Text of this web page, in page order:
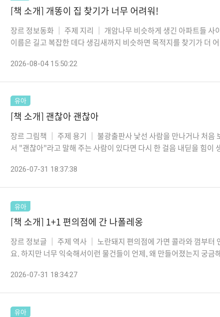
[책 소개] 개똥이 집 찾기가 너무 어려워!
장르 정보동화 │ 주제 지리 │ 개암나무 비슷하게 생긴 아파트들 사
이름은 길고 복잡한 데다 생김새까지 비슷하면 목적지를 찾기가 더
2026-08-04 15:50:22
유아
[책 소개] 괜찮아 괜찮아
장르 그림책 │ 주제 용기 │ 불광출판사 낯선 사람을 만나거나 처음
서 "괜찮아"라고 말해 주는 사람이 있다면 다시 한 걸음 내딛을 힘이
2026-07-31 18:37:38
유아
[책 소개] 1+1 편의점에 간 나폴레옹
장르 정보글 │ 주제 역사 │ 노란돼지 편의점에 가면 콜라와 껌부터
요. 하지만 너무 익숙해서이런 물건들이 언제, 왜 만들어졌는지 궁금
2026-07-31 18:34:27
유아